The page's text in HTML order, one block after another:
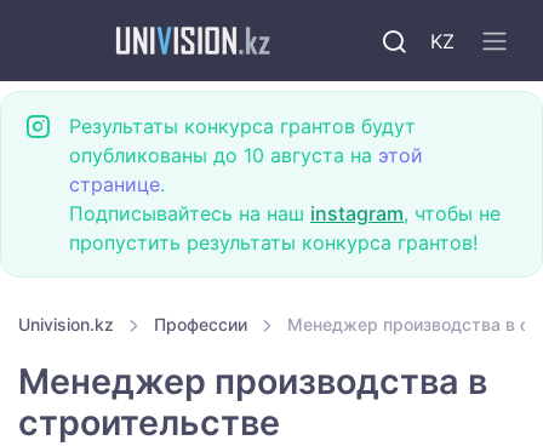
KZ
Результаты конкурса грантов будут
опубликованы до 10 августа на этой
странице.
Подписывайтесь на наш instagram, чтобы не
пропустить результаты конкурса грантов!
Univision.kz Профессии Менеджер производства в
Менеджер производства в
строительстве